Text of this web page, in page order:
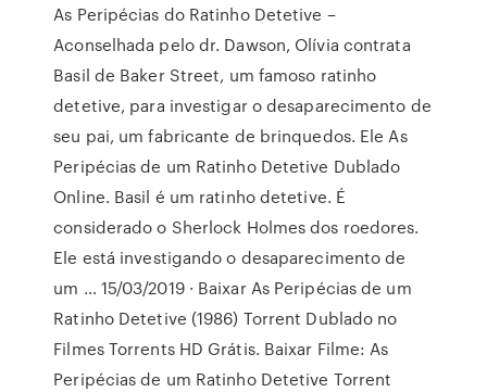
As Peripécias do Ratinho Detetive –
Aconselhada pelo dr. Dawson, Olívia contrata
Basil de Baker Street, um famoso ratinho
detetive, para investigar o desaparecimento de
seu pai, um fabricante de brinquedos. Ele As
Peripécias de um Ratinho Detetive Dublado
Online. Basil é um ratinho detetive. É
considerado o Sherlock Holmes dos roedores.
Ele está investigando o desaparecimento de
um … 15/03/2019 · Baixar As Peripécias de um
Ratinho Detetive (1986) Torrent Dublado no
Filmes Torrents HD Grátis. Baixar Filme: As
Peripécias de um Ratinho Detetive Torrent